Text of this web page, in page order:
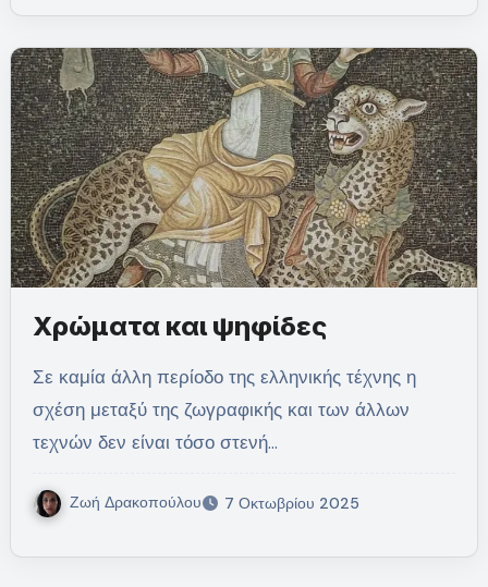
Χρώματα και ψηφίδες
Σε καμία άλλη περίοδο της ελληνικής τέχνης η
σχέση μεταξύ της ζωγραφικής και των άλλων
τεχνών δεν είναι τόσο στενή…
Ζωή Δρακοπούλου 7 Οκτωβρίου 2025